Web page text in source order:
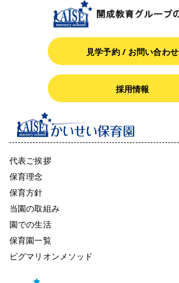
見学予約 / お問い合わせ
採用情報
代表ご挨拶
保育理念
保育方針
当園の取組み
園での生活
保育園一覧
ピグマリオンメソッド